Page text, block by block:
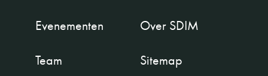
Evenementen
Over SDIM
Team
Sitemap